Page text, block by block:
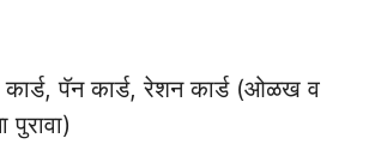
पॅन कार्ड, रेशन कार्ड (ओळख व
पुरावा)